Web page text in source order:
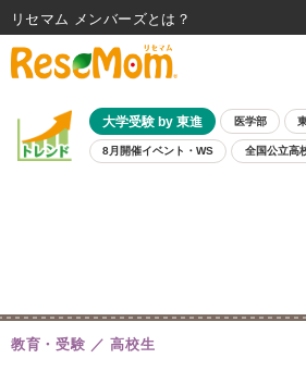
大学受験 by 東進 医学部
8月開催イベント・WS 全国公立高
教育・受験 高校生
リセマム メンバーズ